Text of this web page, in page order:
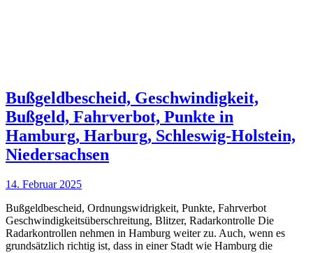
Bußgeldbescheid, Geschwindigkeit,
Bußgeld, Fahrverbot, Punkte in
Hamburg, Harburg, Schleswig-Holstein,
Niedersachsen
14. Februar 2025
Bußgeldbescheid, Ordnungswidrigkeit, Punkte, Fahrverbot
Geschwindigkeitsüberschreitung, Blitzer, Radarkontrolle Die
Radarkontrollen nehmen in Hamburg weiter zu. Auch, wenn es
grundsätzlich richtig ist, dass in einer Stadt wie Hamburg die